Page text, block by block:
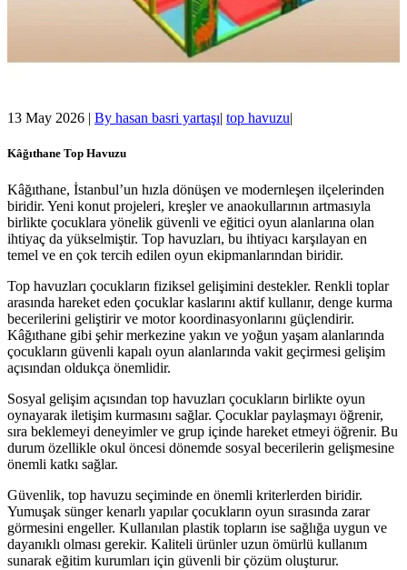
13 May 2026 | By hasan basri yartaşı| top havuzu|
Kâğıthane Top Havuzu
Kâğıthane, İstanbul’un hızla dönüşen ve modernleşen ilçelerinden
biridir. Yeni konut projeleri, kreşler ve anaokullarının artmasıyla
birlikte çocuklara yönelik güvenli ve eğitici oyun alanlarına olan
ihtiyaç da yükselmiştir. Top havuzları, bu ihtiyacı karşılayan en
temel ve en çok tercih edilen oyun ekipmanlarından biridir.
Top havuzları çocukların fiziksel gelişimini destekler. Renkli toplar
arasında hareket eden çocuklar kaslarını aktif kullanır, denge kurma
becerilerini geliştirir ve motor koordinasyonlarını güçlendirir.
Kâğıthane gibi şehir merkezine yakın ve yoğun yaşam alanlarında
çocukların güvenli kapalı oyun alanlarında vakit geçirmesi gelişim
açısından oldukça önemlidir.
Sosyal gelişim açısından top havuzları çocukların birlikte oyun
oynayarak iletişim kurmasını sağlar. Çocuklar paylaşmayı öğrenir,
sıra beklemeyi deneyimler ve grup içinde hareket etmeyi öğrenir. Bu
durum özellikle okul öncesi dönemde sosyal becerilerin gelişmesine
önemli katkı sağlar.
Güvenlik, top havuzu seçiminde en önemli kriterlerden biridir.
Yumuşak sünger kenarlı yapılar çocukların oyun sırasında zarar
görmesini engeller. Kullanılan plastik topların ise sağlığa uygun ve
dayanıklı olması gerekir. Kaliteli ürünler uzun ömürlü kullanım
sunarak eğitim kurumları için güvenli bir çözüm oluşturur.